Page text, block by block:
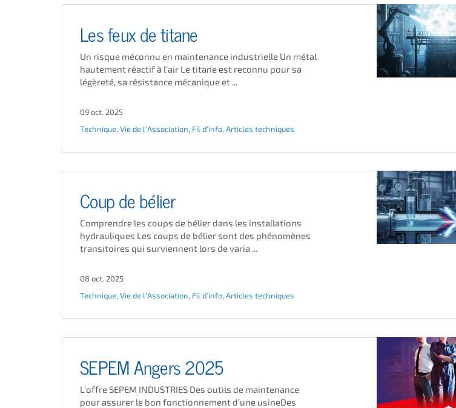
Les feux de titane
Un risque méconnu en maintenance industrielle Un métal
hautement réactif à l’air Le titane est reconnu pour sa
légèreté, sa résistance mécanique et ...
09 oct. 2025
Technique, Vie de l'Association, Fil d'info, Articles techniques
Coup de bélier
Comprendre les coups de bélier dans les installations
hydrauliques Les coups de bélier sont des phénomènes
transitoires qui surviennent lors de varia ...
08 oct. 2025
Technique, Vie de l'Association, Fil d'info, Articles techniques
SEPEM Angers 2025
L'offre SEPEM INDUSTRIES Des outils de maintenance
pour assurer le bon fonctionnement d’une usineDes